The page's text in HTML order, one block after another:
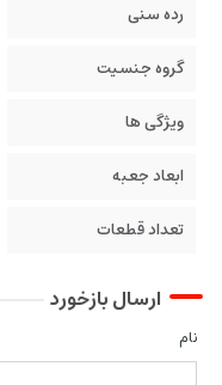
رده سنی
گروه جنسیت
ویژگی ها
ابعاد جعبه
تعداد قطعات
ارسال بازخورد
نام